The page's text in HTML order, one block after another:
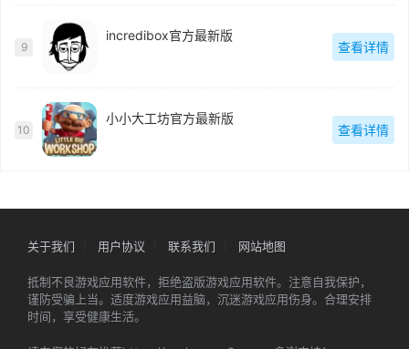
9
incredibox官方最新版
查看详情
10
小小大工坊官方最新版
查看详情
关于我们 用户协议 联系我们 网站地图
抵制不良游戏应用软件，拒绝盗版游戏应用软件。注意自我保护，
谨防受骗上当。适度游戏应用益脑，沉迷游戏应用伤身。合理安排
时间，享受健康生活。